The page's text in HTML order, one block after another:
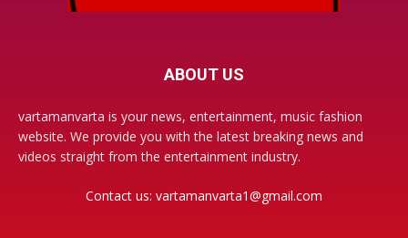
ABOUT US
vartamanvarta is your news, entertainment, music fashion
website. We provide you with the latest breaking news and
videos straight from the entertainment industry.
Contact us: vartamanvarta1@gmail.com